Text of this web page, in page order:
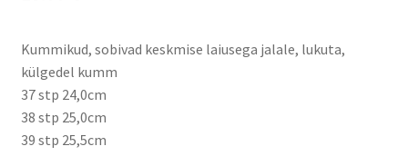
Kummikud, sobivad keskmise laiusega jalale, lukuta,
külgedel kumm
37 stp 24,0cm
38 stp 25,0cm
39 stp 25,5cm